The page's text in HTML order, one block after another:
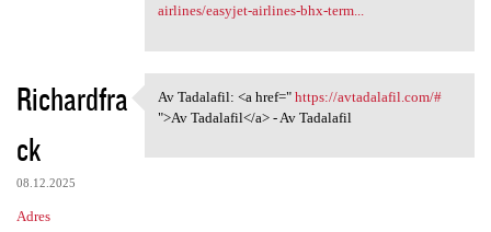
airlines/easyjet-airlines-bhx-term...
Richardfra
ck
08.12.2025
Adres
Av Tadalafil: <a href=" https
Av Tadalafil: <a href=" https://avtadalafil.com/#
">Av Tadalafil</a> - Av Tadalafil